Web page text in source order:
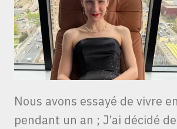
Nous avons essayé de vivre
pendant un an ; J’ai décidé